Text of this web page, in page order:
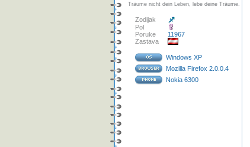
Träume nicht dein Leben, lebe deine Träume.
Zodijak
Pol
Poruke
11967
Zastava
Windows XP
Mozilla Firefox 2.0.0.4
Nokia 6300